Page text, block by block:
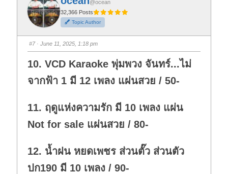
r
t
h
u
m
d
o
n
.
r
t
h
u
m
u
p
@ocean
32,366 Posts
Topic Author
#7· June 11, 2025, 1:18 pm
10. VCD Karaoke พุ่มพวง จันทร์...ไม่
จากฟ้า 1 มี 12 เพลง แผ่นสวย / 50-
11. ฤดูแห่งความรัก มี 10 เพลง แผ่น
Not for sale แผ่นสวย / 80-
12. น้ำฝน หยดเพชร ส่วนตั๊ว ส่วนตัว
ปก190 มี 10 เพลง / 90-